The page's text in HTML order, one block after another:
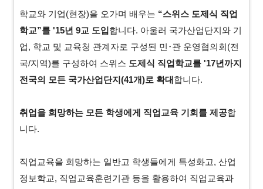
학교와 기업(현장)을 오가며 배우는 “스위스 도제식 직업
학교”를 '15년 9교 도입합니다. 아울러 국가산업단지와 기
업, 학교 및 교육청 관계자로 구성된 민･관 운영협의회(전
국/지역)를 구성하여 스위스 도제식 직업학교를 '17년까지
전국의 모든 국가산업단지(41개)로 확대 합니다.
취업을 희망하는 모든 학생에게 직업교육 기회를 제공합
니다.
직업교육을 희망하는 일반고 학생들에게 특성화고, 산업
정보학교, 직업교육훈련기관 등을 활용하여 직업교육과